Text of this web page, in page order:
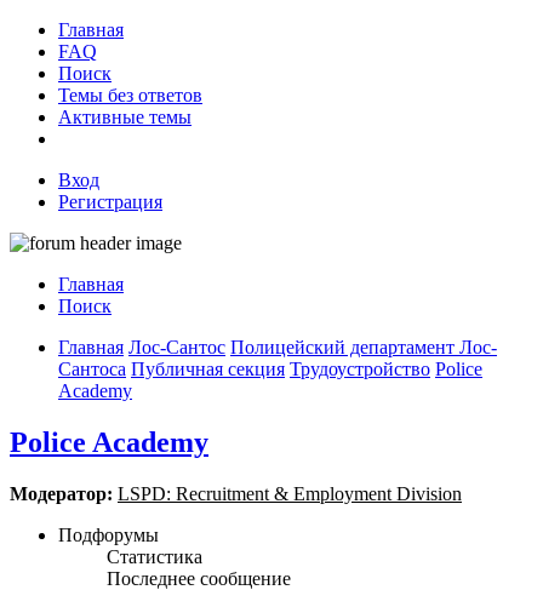
Главная
FAQ
Поиск
Темы без ответов
Активные темы
Вход
Регистрация
Главная
Поиск
Главная Лос-Сантос Полицейский департамент Лос-
Сантоса Публичная секция Трудоустройство Police
Academy
Police Academy
Модератор: LSPD: Recruitment & Employment Division
Подфорумы
Статистика
Последнее сообщение